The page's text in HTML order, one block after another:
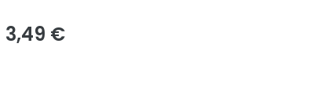
3,49 €